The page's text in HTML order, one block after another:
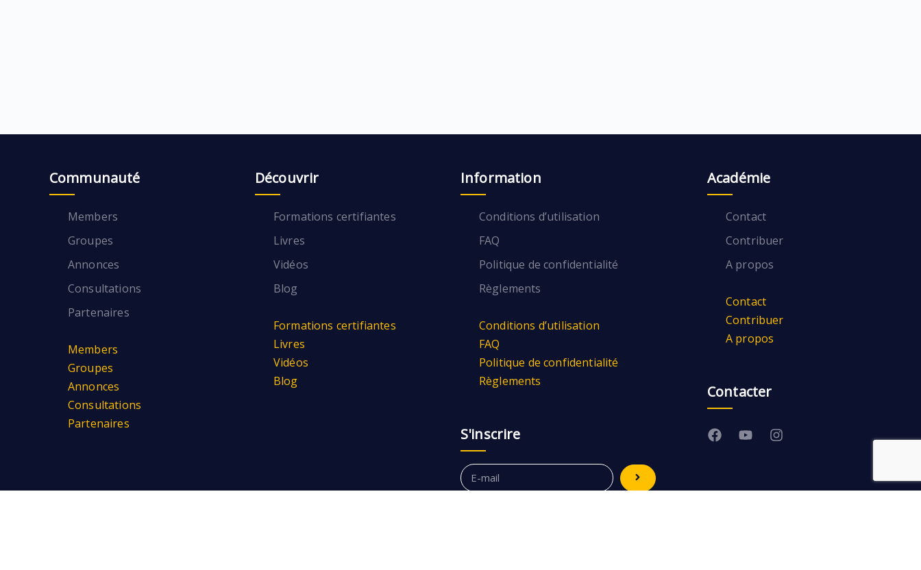
Communauté
Members
Groupes
Annonces
Consultations
Partenaires
Members
Groupes
Annonces
Consultations
Partenaires
Découvrir
Formations certifiantes
Livres
Vidéos
Blog
Formations certifiantes
Livres
Vidéos
Blog
Information
Conditions d’utilisation
FAQ
Politique de confidentialité
Règlements
Conditions d’utilisation
FAQ
Politique de confidentialité
Règlements
S'inscrire
Académie
Contact
Contribuer
A propos
Contact
Contribuer
A propos
Contacter